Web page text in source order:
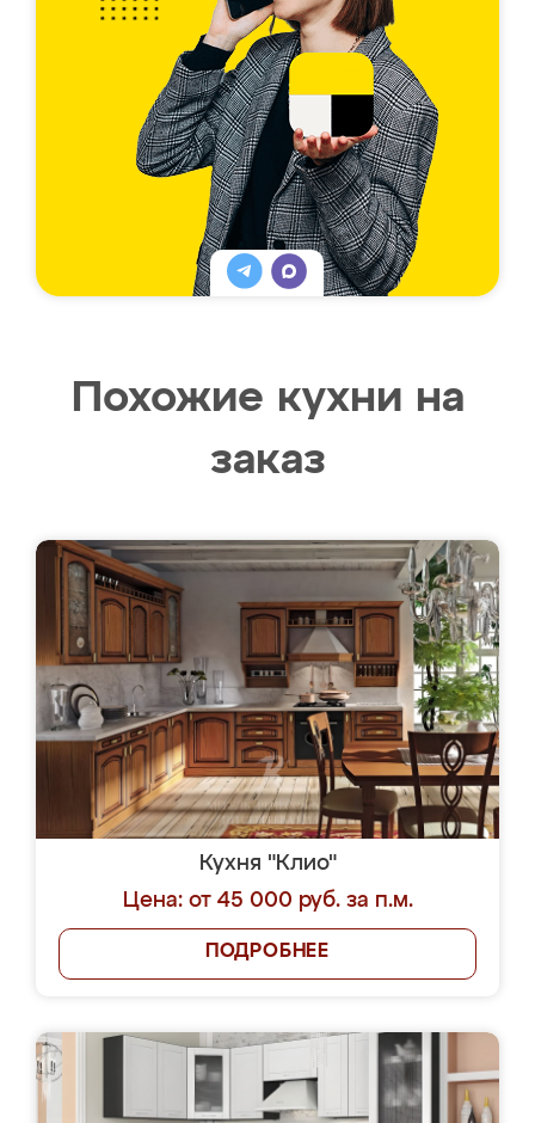
Похожие кухни на
заказ
Кухня "Клио"
Цена: от 45 000 руб. за п.м.
ПОДРОБНЕЕ